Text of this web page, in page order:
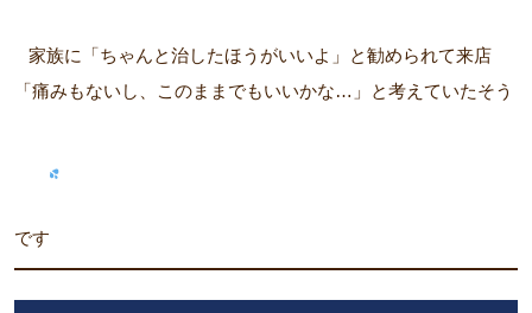
家族に「ちゃんと治したほうがいいよ」と勧められて来店
「痛みもないし、このままでもいいかな…」と考えていたそう
です